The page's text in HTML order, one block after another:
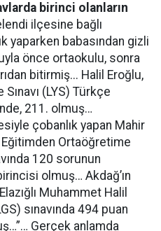
birinci olanların
ilçesine bağlı
yaparken babasından gizli
önce ortaokulu, sonra
bitirmiş... Halil Eroğlu,
(LYS) Türkçe
211. olmuş…
çobanlık yapan Mahir
Eğitimden Ortaöğretime
120 sorunun
olmuş… Akdağ’ın
Muhammet Halil
sınavında 494 puan
Gerçek anlamda